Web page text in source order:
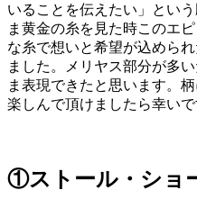
いることを伝えたい」とい
ま黄金の糸を見た時このエ
な糸で想いと希望が込めら
ました。メリヤス部分が多
ま表現できたと思います。
楽しんで頂けましたら幸いで
①ストール・ショ